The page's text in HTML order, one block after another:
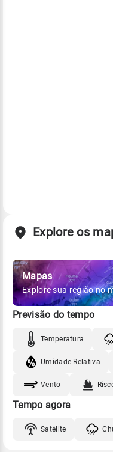
Explore os
Mapas
Explore sua região no
Previsão do tempo
Temperatura
Umidade Relativa
Vento
Tempo agora
Satélite